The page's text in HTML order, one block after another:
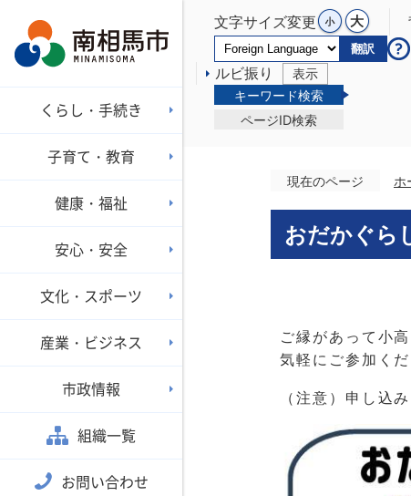
文字サイズ変更
翻訳
ルビ振り
表示
キーワード検索
ページID検索
くらし・手続き
子育て・教育
健康・福祉
安心・安全
文化・スポーツ
産業・ビジネス
市政情報
組織一覧
お問い合わせ
現在のページ ホ
おだかぐら
ご縁があって小
気軽にご参加くだ
（注意）申し込